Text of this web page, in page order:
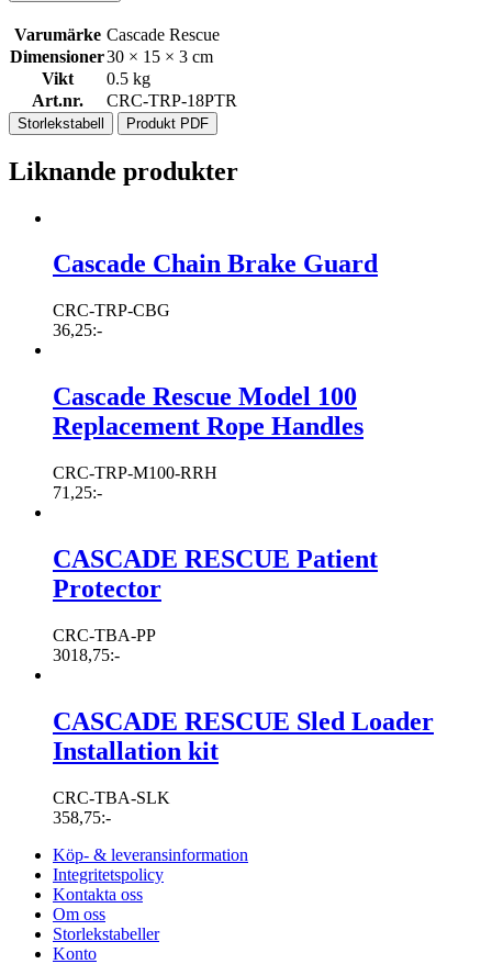
Varumärke Cascade Rescue
Dimensioner30 × 15 × 3 cm
Vikt
0.5 kg
Art.nr.
CRC-TRP-18PTR
Storlekstabell Produkt PDF
Liknande produkter
Cascade Chain Brake Guard
CRC-TRP-CBG
36,25:-
Cascade Rescue Model 100
Replacement Rope Handles
CRC-TRP-M100-RRH
71,25:-
CASCADE RESCUE Patient
Protector
CRC-TBA-PP
3018,75:-
CASCADE RESCUE Sled Loader
Installation kit
CRC-TBA-SLK
358,75:-
Köp- & leveransinformation
Integritetspolicy
Kontakta oss
Om oss
Storlekstabeller
Konto